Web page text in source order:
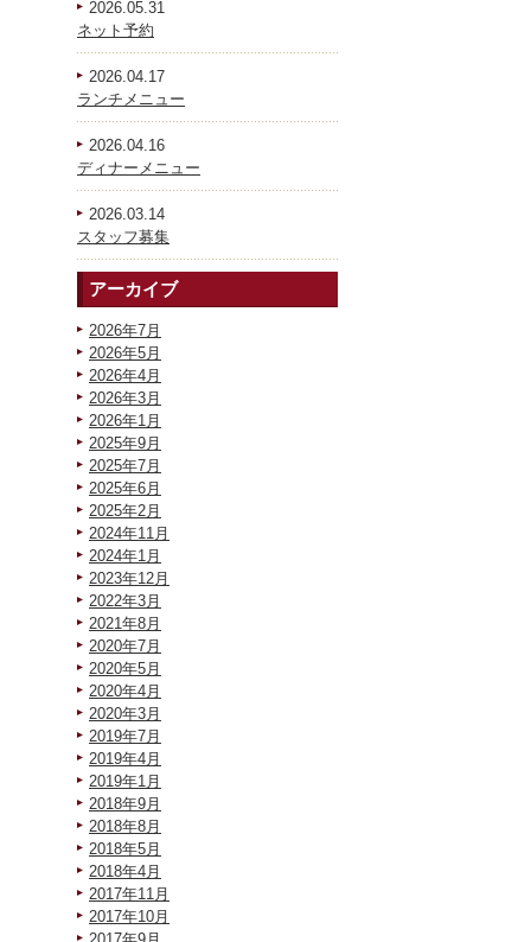
2026.05.31
ネット予約
2026.04.17
ランチメニュー
2026.04.16
ディナーメニュー
2026.03.14
スタッフ募集
アーカイブ
2026年7月
2026年5月
2026年4月
2026年3月
2026年1月
2025年9月
2025年7月
2025年6月
2025年2月
2024年11月
2024年1月
2023年12月
2022年3月
2021年8月
2020年7月
2020年5月
2020年4月
2020年3月
2019年7月
2019年4月
2019年1月
2018年9月
2018年8月
2018年5月
2018年4月
2017年11月
2017年10月